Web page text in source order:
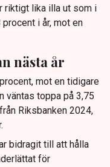
riktigt lika illa ut som i
i år, mot en
nästa år
mot en tidigare
väntas toppa på 3,75
Riksbanken 2024,
bidragit till att hålla
för